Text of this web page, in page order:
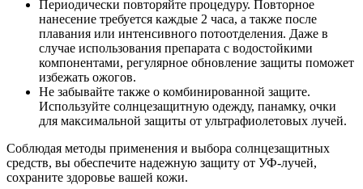
Периодически повторяйте процедуру. Повторное
нанесение требуется каждые 2 часа, а также после
плавания или интенсивного потоотделения. Даже в
случае использования препарата с водостойкими
компонентами, регулярное обновление защиты поможет
избежать ожогов.
Не забывайте также о комбинированной защите.
Используйте солнцезащитную одежду, панамку, очки
для максимальной защиты от ультрафиолетовых лучей.
Соблюдая методы применения и выбора солнцезащитных
средств, вы обеспечите надежную защиту от УФ-лучей,
сохраните здоровье вашей кожи.